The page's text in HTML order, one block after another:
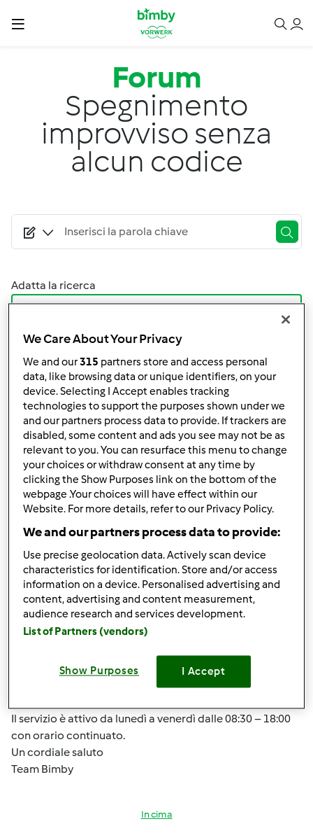
Salta al contenuto principale
Forum
Spegnimento
improvviso senza
alcun codice
Adatta la ricerca
Filtro
Ordina per:
I risultati più recenti
Risultati per pagina:
10
2 | Ultimo messaggio
Risposta rapida
Team Bimby Iscritto : 11.12.2009
Gio, 08/08/2019 - 12:37
Ciao Aieiebrazu,
ti informiamo che questo tipo di richieste vengono
scrivendo un’e-mail a:assistenzatecnica@vorwerk.it
oppure telefonando al numero verde gratuito 800 84 18
Il servizio è attivo da lunedì a venerdì dalle 08:30 – 18:00
con orario continuato.
Un cordiale saluto
Team Bimby
In cima
We Care About Your Privacy
We and our315 partners store and access personal
data, like browsing data or unique identifiers, on your
device. Selecting I Accept enables tracking
technologies to support the purposes shown under we
and our partners process data to provide. If trackers are
disabled, some content and ads you see may not be as
relevant to you. You can resurface this menu to change
your choices or withdraw consent at any time by
clicking the Show Purposes link on the bottom of the
webpage .Your choices will have effect within our
Website. For more details, refer to our Privacy Policy.
We and our partners process data to provide:
Use precise geolocation data. Actively scan device
characteristics for identification. Store and/or access
information on a device. Personalised advertising and
content, advertising and content measurement,
audience research and services development.
List of Partners (vendors)
Show Purposes I Accept